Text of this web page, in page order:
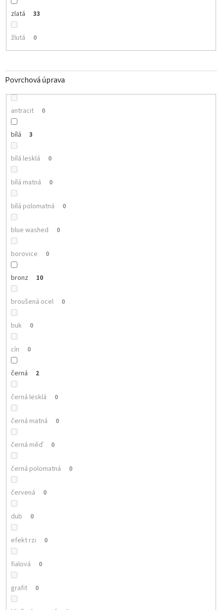
zlatá 33
žlutá 0
Povrchová úprava
antracit 0
bílá 3
bílá lesklá 0
bílá matná 0
bílá polomatná 0
blue washed 0
borovice 0
bronz 10
broušená ocel 0
buk 0
cín 0
černá 2
černá lesklá 0
černá matná 0
černá měď 0
černá polomatná 0
červená 0
dub 0
efekt rzi 0
fialová 0
grafit 0